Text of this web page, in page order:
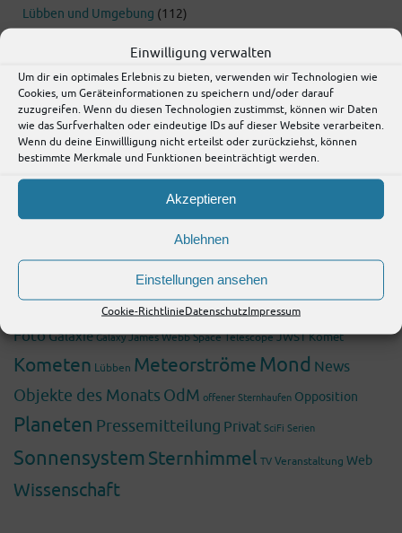
Einwilligung verwalten
Um dir ein optimales Erlebnis zu bieten, verwenden wir Technologien wie
Cookies, um Geräteinformationen zu speichern und/oder darauf
zuzugreifen. Wenn du diesen Technologien zustimmst, können wir Daten
wie das Surfverhalten oder eindeutige IDs auf dieser Website verarbeiten.
Wenn du deine Einwillligung nicht erteilst oder zurückziehst, können
bestimmte Merkmale und Funktionen beeinträchtigt werden.
Akzeptieren
Ablehnen
Einstellungen ansehen
Cookie-RichtlinieDatenschutzImpressum
Lübben und Umgebung (112)
Urlaub (20)
Wissenschaft(199)
Fossilien
(8)
Schlagwörter
2022 2024
Astronomie Beobachtung Bericht
BrandenburgDeep-Sky Deep SkyEreignisse
FotoGalaxie Galaxy James Webb Space TelescopeJWSTKomet
Kometen Lübben MeteorströmeMond News
Objekte des Monats OdM offener Sternhaufen Opposition
Planeten Pressemitteilung Privat SciFi Serien
Sonnensystem Sternhimmel TV Veranstaltung Web
Wissenschaft